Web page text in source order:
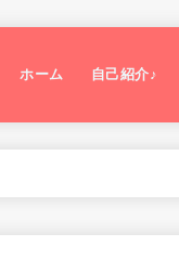
ホーム 自己紹介♪